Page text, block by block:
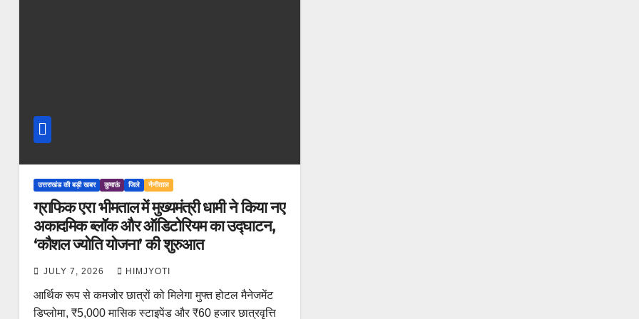
उत्तराखंड की बड़ी खबर कुमाऊं जिले नैनीताल
ग्राफिक एरा भीमताल में मुख्यमंत्री धामी ने किया नए
अकादमिक ब्लॉक और ऑडिटोरियम का उद्घाटन,
‘कौशल ज्योति योजना’ की शुरुआत
JULY 7, 2026 HIMJYOTI
आर्थिक रूप से कमजोर छात्रों को मिलेगा मुफ्त होटल मैनेजमेंट
डिप्लोमा, ₹5,000 मासिक स्टाइपेंड और ₹60 हजार छात्रवृत्ति